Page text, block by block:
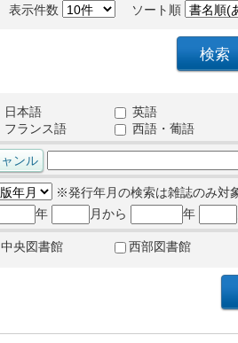
表示件数 ソート順
日本語
英語
フランス語
西語・葡語
※発行年月の検索は雑誌のみ対
年
月から 年
中央図書館 西部図書館